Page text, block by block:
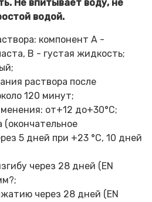
Не впитывает воду, не
водой.
компонент А -
В - густая жидкость;
раствора после
120 минут;
от+12 до+30°С;
(окончательное
5 дней при +23 °C, 10 дней
через 28 дней (EN
через 28 дней (EN